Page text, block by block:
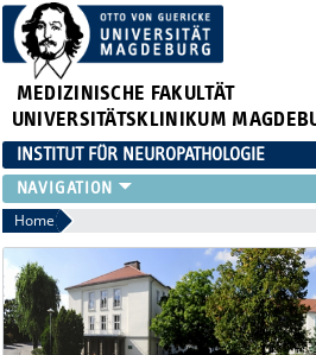
MEDIZINISCHE FAKULTÄT
UNIVERSITÄTSKLINIKUM
INSTITUT FÜR NEUROPATHOLOGIE
TEAM
FORSCHUNG
LEHRE
STELLENANGEBOTE
EINSENDER
Home